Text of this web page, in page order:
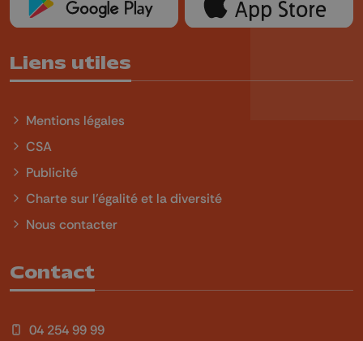
Liens utiles
Mentions légales
CSA
Publicité
Charte sur l'égalité et la diversité
Nous contacter
Contact
04 254 99 99